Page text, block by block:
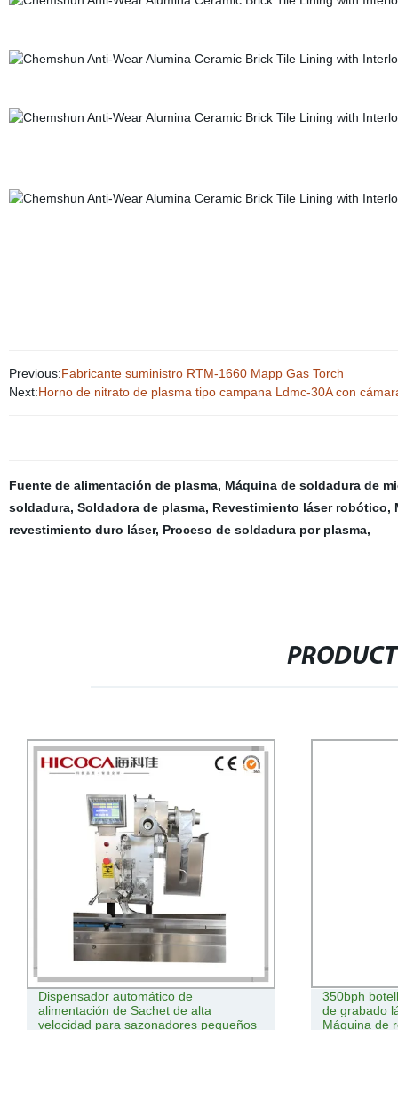
Previous:Fabricante suministro RTM-1660 Mapp Gas Torch
Next:Horno de nitrato de plasma tipo campana Ldmc-30A con
Fuente de alimentación de plasma, Máquina de soldadura de
soldadura, Soldadora de plasma, Revestimiento láser robótico,
revestimiento duro láser, Proceso de soldadura por plasma,
Dispensador automático de
alimentación de Sachet de alta
velocidad para sazonadores pequeños
350bph
de grabado
Máquina de